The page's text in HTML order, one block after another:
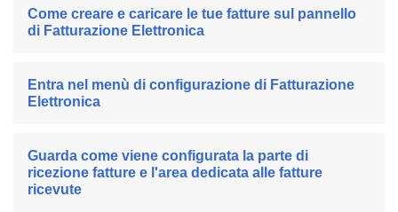
Come creare e caricare le tue fatture sul pannello
di Fatturazione Elettronica
Entra nel menù di configurazione di Fatturazione
Elettronica
Guarda come viene configurata la parte di
ricezione fatture e l'area dedicata alle fatture
ricevute